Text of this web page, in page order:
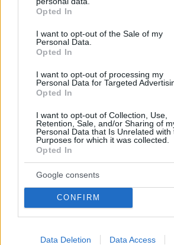
grant or deny consent to Google and its
use your data for below specified
consent section.
Opted In
I want to opt-out of the Sale of my
Personal Data.
Opted In
I want to opt-out of processing my
Personal Data for Targeted
Opted In
I want to opt-out of Collection, Use,
Retention, Sale, and/or Sharing of
Personal Data that Is Unrelated with
Purposes for which it was collected.
Opted In
Google consents
CONFIRM
Data Deletion Data Access
ΔΕΘ τετραετίας με μέτρα για
Μητσοτάκης στη Θεσσαλονίκη
συντάξεις, επιχειρήσεις, αγρότες
10.08.2026, 08:51